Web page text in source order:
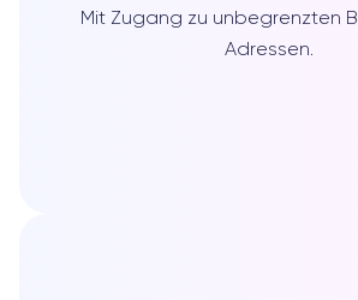
Mit Zugang zu unbegrenzten
Adressen.